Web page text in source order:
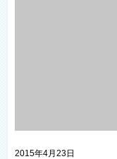
2015年4月23日